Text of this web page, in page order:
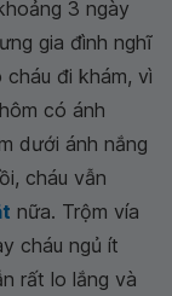
3 ngày
gia đình nghĩ
đi khám, vì
có ánh
dưới ánh nắng
cháu vẫn
nữa. Trộm vía
cháu ngủ ít
rất lo lắng và